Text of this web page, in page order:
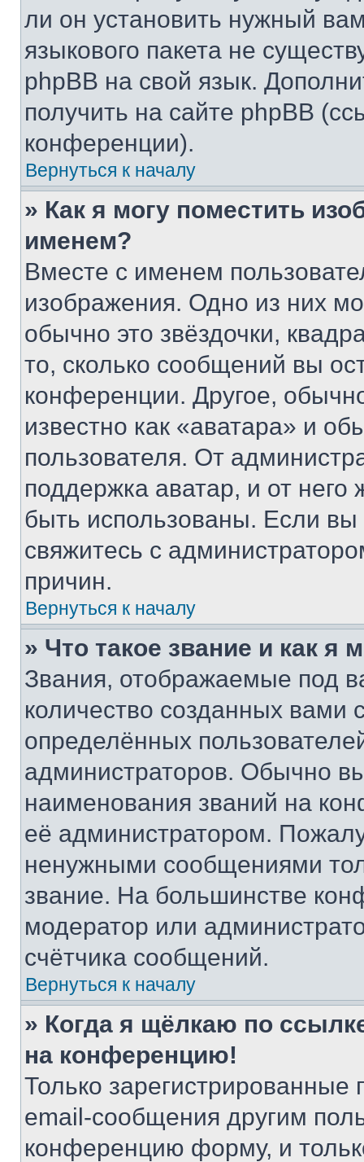
ли он установить нужный
языкового пакета не
phpBB на свой язык.
получить на сайте phpBB
конференции).
Вернуться к началу
» Как я могу поместить
именем?
Вместе с именем
изображения. Одно из них
обычно это звёздочки,
то, сколько сообщений вы
конференции. Другое,
известно как «аватара» и
пользователя. От
поддержка аватар, и от него
быть использованы. Если
свяжитесь с
причин.
Вернуться к началу
» Что такое звание и как я
Звания, отображаемые под
количество созданных
определённых
администраторов. Обычно
наименования званий на
её администратором.
ненужными сообщениями
звание. На большинстве
модератор или
счётчика сообщений.
Вернуться к началу
» Когда я щёлкаю по
на конференцию!
Только зарегистрированные
email-сообщения другим
конференцию форму, и